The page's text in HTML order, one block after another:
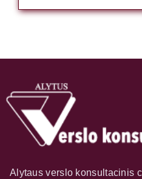
Alytaus verslo konsultacinis